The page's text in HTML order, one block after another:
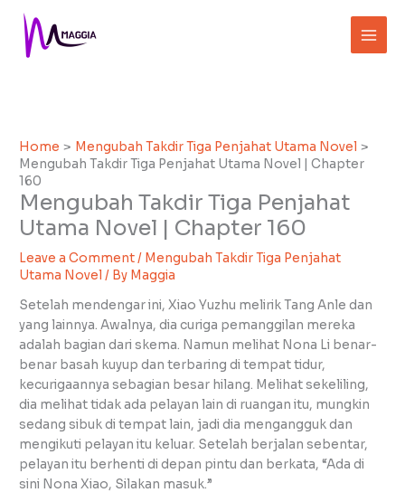
content
Home
Mengubah Takdir Tiga Penjahat Utama Novel
Mengubah Takdir Tiga Penjahat Utama Novel | Chapter
160
Mengubah Takdir Tiga Penjahat
Utama Novel | Chapter 160
Leave a Comment/ Mengubah Takdir Tiga Penjahat
Utama Novel / By Maggia
Setelah mendengar ini, Xiao Yuzhu melirik Tang Anle dan
yang lainnya. Awalnya, dia curiga pemanggilan mereka
adalah bagian dari skema. Namun melihat Nona Li benar-
benar basah kuyup dan terbaring di tempat tidur,
kecurigaannya sebagian besar hilang. Melihat sekeliling,
dia melihat tidak ada pelayan lain di ruangan itu, mungkin
sedang sibuk di tempat lain, jadi dia mengangguk dan
mengikuti pelayan itu keluar. Setelah berjalan sebentar,
pelayan itu berhenti di depan pintu dan berkata, “Ada di
sini Nona Xiao, Silakan masuk.”